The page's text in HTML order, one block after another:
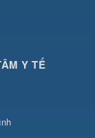
Y TẾ